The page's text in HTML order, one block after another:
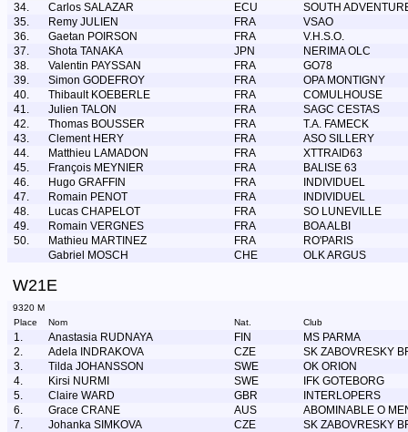
34.
Carlos SALAZAR ECU
SOUTH
35.
Remy JULIEN FRA
VSAO
36.
Gaetan POIRSON FRA
V.H.S.O.
37.
Shota TANAKA JPN
NERIMA OLC
38.
Valentin PAYSSAN FRA
GO78
39.
Simon GODEFROY FRA
OPA MONTIGNY
40.
Thibault KOEBERLE FRA
COMULHOUSE
41.
Julien TALON FRA
SAGC CESTAS
42.
Thomas BOUSSER FRA
T.A. FAMECK
43.
Clement HERY FRA
ASO SILLERY
44.
Matthieu LAMADON FRA
XTTRAID63
45.
François MEYNIER FRA
BALISE 63
46.
Hugo GRAFFIN FRA
INDIVIDUEL
47.
Romain PENOT FRA
INDIVIDUEL
48.
Lucas CHAPELOT FRA
SO LUNEVILLE
49.
Romain VERGNES FRA
BOA ALBI
50.
Mathieu MARTINEZ FRA
RO'PARIS
Gabriel MOSCH
CHE OLK ARGUS
W21E
9320 M
Place
Nom Nat. Club
1. Anastasia RUDNAYA FIN
MS PARMA
2.
Adela INDRAKOVA CZE
SK ZABOVRESKY
3.
Tilda JOHANSSON SWE
OK ORION
4.
Kirsi NURMI SWE
IFK GOTEBORG
5.
Claire WARD GBR
INTERLOPERS
6.
Grace CRANE AUS
ABOMINABLE O
7.
Johanka SIMKOVA CZE
SK ZABOVRESKY